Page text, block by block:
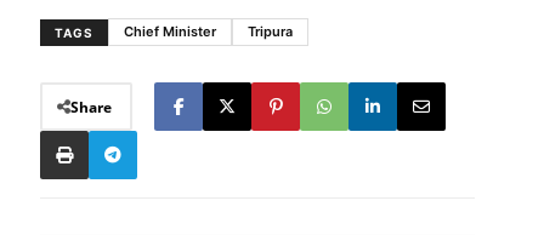
TAGS Chief Minister Tripura
Share